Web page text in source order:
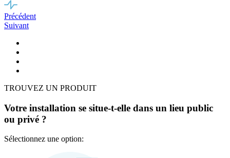
Précédent
Suivant
TROUVEZ UN PRODUIT
Votre installation se situe-t-elle dans un lieu public
ou privé ?
Sélectionnez une option: